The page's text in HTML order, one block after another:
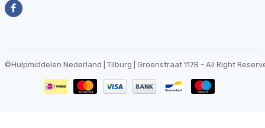
©Hulpmiddelen Nederland | Tilburg | Groenstraat 117B - All Right